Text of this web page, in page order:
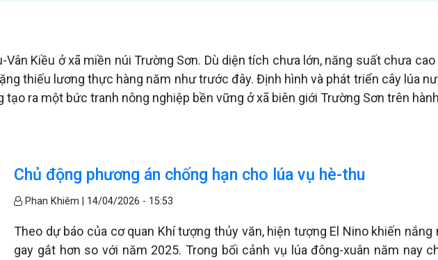
Kiều ở xã miền núi Trường Sơn. Dù diện tích chưa lớn, năng suất chưa
thiếu lương thực hàng năm như trước đây. Định hình và phát triển cây lúa
ra một bức tranh nông nghiệp bền vững ở xã biên giới Trường Sơn trên
Chủ động phương án chống hạn cho lúa vụ hè-thu
Phan Khiêm | 14/04/2026 - 15:53
Theo dự báo của cơ quan Khí tượng thủy văn, hiện tượng El Nino khiến
gay gắt hơn so với năm 2025. Trong bối cảnh vụ lúa đông-xuân năm nay